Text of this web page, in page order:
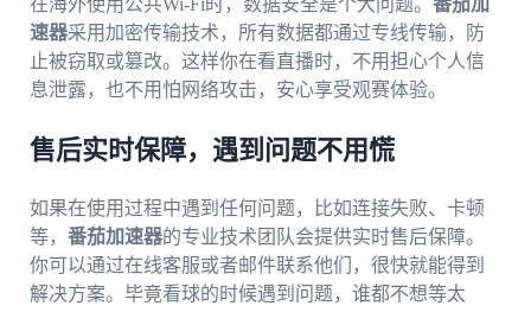
在海外使用公共Wi-Fi时，数据安全是个大问题。 番茄加
速器采用加密传输技术，所有数据都通过专线传输，防
止被窃取或篡改。这样你在看直播时，不用担心个人信
息泄露，也不用怕网络攻击，安心享受观赛体验。
售后实时保障，遇到问题不用慌
如果在使用过程中遇到任何问题，比如连接失败、卡顿
等， 番茄加速器的专业技术团队会提供实时售后保障。
你可以通过在线客服或者邮件联系他们，很快就能得到
解决方案。毕竟看球的时候遇到问题，谁都不想等太